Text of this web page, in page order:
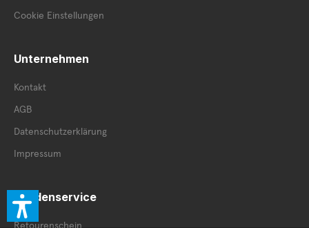
Cookie Einstellungen
Unternehmen
Kontakt
AGB
Datenschutzerklärung
Impressum
Kundenservice
Retourenschein